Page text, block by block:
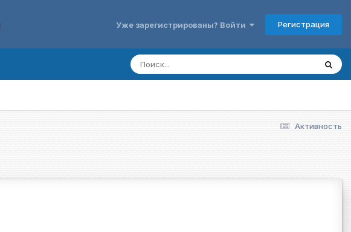
Уже зарегистрированы? Войти Регистрация
Активность